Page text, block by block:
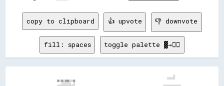
copy to clipboard 👍 upvote 👎 downvote
fill: spaces toggle palette ▓→✊🏽
              ▒▒░░▒▒░░▒▒▒▒░░░░▒▒